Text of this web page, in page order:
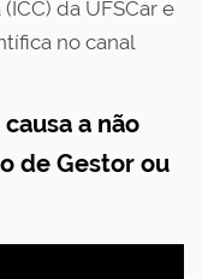
da UFSCar e
no canal
a não
de Gestor ou